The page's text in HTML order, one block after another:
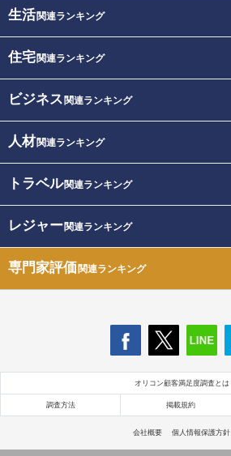
生活関連ランキング
住宅関連ランキング
ビジネス 関連ランキング
人材関連ランキング
トラベル関連ランキング
レジャー関連ランキング
専門家評価関連ランキング
オリコン顧客満足度調査とは
調査方法 掲載規約
会社概要 個人情報保護方針